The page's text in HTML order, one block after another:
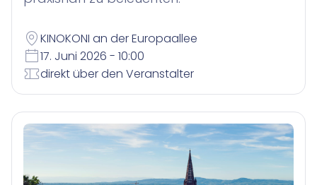
KINOKONI an der Europaallee
17. Juni 2026 - 10:00
direkt über den Veranstalter